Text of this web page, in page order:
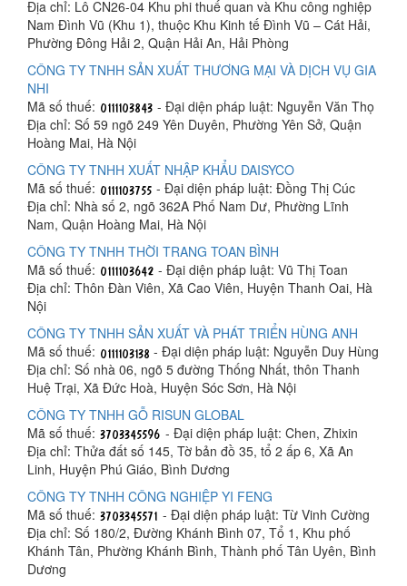
Địa chỉ: Lô CN26-04 Khu phi thuế quan và Khu công nghiệp
Nam Đình Vũ (Khu 1), thuộc Khu Kinh tế Đình Vũ – Cát Hải,
Phường Đông Hải 2, Quận Hải An, Hải Phòng
CÔNG TY TNHH SẢN XUẤT THƯƠNG MẠI VÀ DỊCH VỤ GIA
NHI
Mã số thuế:
- Đại diện pháp luật: Nguyễn Văn Thọ
Địa chỉ: Số 59 ngõ 249 Yên Duyên, Phường Yên Sở, Quận
Hoàng Mai, Hà Nội
CÔNG TY TNHH XUẤT NHẬP KHẨU DAISYCO
Mã số thuế:
- Đại diện pháp luật: Đồng Thị Cúc
Địa chỉ: Nhà số 2, ngõ 362A Phố Nam Dư, Phường Lĩnh
Nam, Quận Hoàng Mai, Hà Nội
CÔNG TY TNHH THỜI TRANG TOAN BÌNH
Mã số thuế:
- Đại diện pháp luật: Vũ Thị Toan
Địa chỉ: Thôn Đàn Viên, Xã Cao Viên, Huyện Thanh Oai, Hà
Nội
CÔNG TY TNHH SẢN XUẤT VÀ PHÁT TRIỂN HÙNG ANH
Mã số thuế:
- Đại diện pháp luật: Nguyễn Duy Hùng
Địa chỉ: Số nhà 06, ngõ 5 đường Thống Nhất, thôn Thanh
Huệ Trại, Xã Đức Hoà, Huyện Sóc Sơn, Hà Nội
CÔNG TY TNHH GỖ RISUN GLOBAL
Mã số thuế:
- Đại diện pháp luật: Chen, Zhixin
Địa chỉ: Thửa đất số 145, Tờ bản đồ 35, tổ 2 ấp 6, Xã An
Linh, Huyện Phú Giáo, Bình Dương
CÔNG TY TNHH CÔNG NGHIỆP YI FENG
Mã số thuế:
- Đại diện pháp luật: Từ Vinh Cường
Địa chỉ: Số 180/2, Đường Khánh Bình 07, Tổ 1, Khu phố
Khánh Tân, Phường Khánh Bình, Thành phố Tân Uyên, Bình
Dương